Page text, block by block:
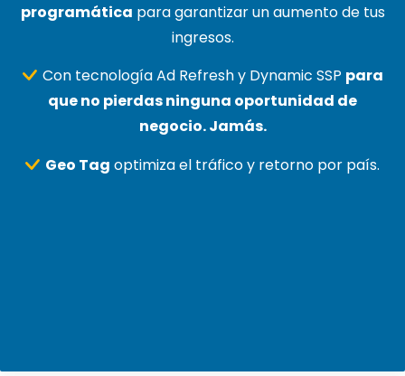
programática para garantizar un aumento de tus
ingresos.
Con tecnología Ad Refresh y Dynamic SSP para
que no pierdas ninguna oportunidad de
negocio. Jamás.
Geo Tag optimiza el tráfico y retorno por país.